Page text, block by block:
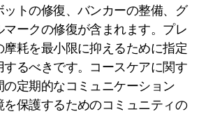
トの修復、バンカーの整備、グ
マークの修復が含まれます。プレ
摩耗を最小限に抑えるために指定
するべきです。コースケアに関す
の定期的なコミュニケーション
を保護するためのコミュニティの